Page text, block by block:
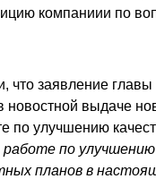
компаниии по
что заявление
новостной выдаче
по улучшению
по улучшению
планов в